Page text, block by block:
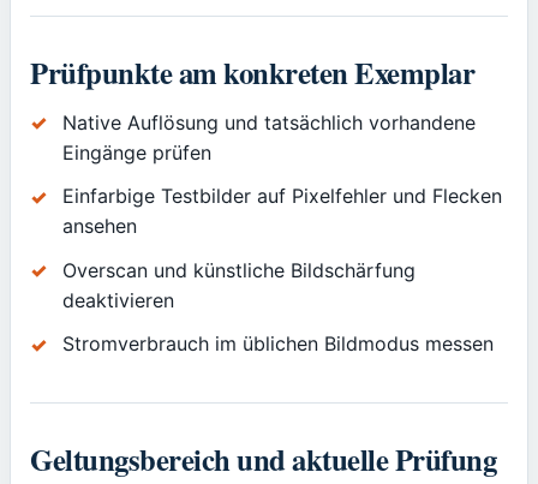
Prüfpunkte am konkreten Exemplar
Native Auflösung und tatsächlich vorhandene
Eingänge prüfen
Einfarbige Testbilder auf Pixelfehler und Flecken
ansehen
Overscan und künstliche Bildschärfung
deaktivieren
Stromverbrauch im üblichen Bildmodus messen
Geltungsbereich und aktuelle Prüfung